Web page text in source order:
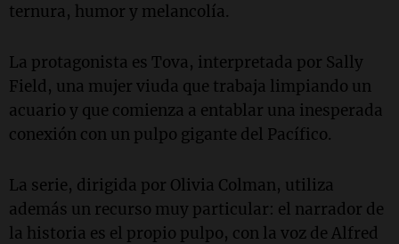
ternura, humor y melancolía.
La protagonista es Tova, interpretada por Sally
Field, una mujer viuda que trabaja limpiando un
acuario y que comienza a entablar una inesperada
conexión con un pulpo gigante del Pacífico.
La serie, dirigida por Olivia Colman, utiliza
además un recurso muy particular: el narrador de
la historia es el propio pulpo, con la voz de Alfred